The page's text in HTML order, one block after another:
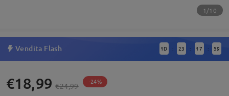
1/10
Vendita Flash 1 D : 23 : 17 : 59
€18,99 €24,99 -24%